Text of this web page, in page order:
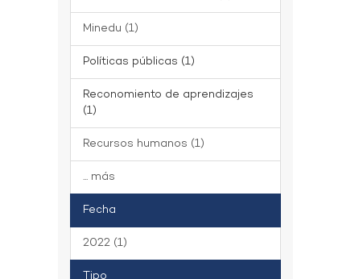
Minedu (1)
Políticas públicas (1)
Reconomiento de aprendizajes
(1)
Recursos humanos (1)
... más
Fecha
2022 (1)